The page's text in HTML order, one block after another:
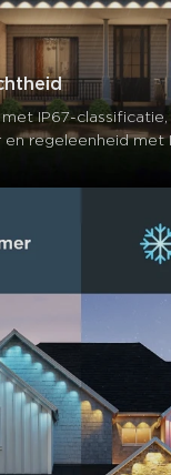
IP67-classificatie,
regeleenheid met